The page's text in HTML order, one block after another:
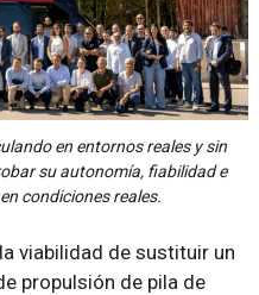
en entornos reales y sin
su autonomía, fiabilidad e
condiciones reales.
viabilidad de sustituir un
propulsión de pila de